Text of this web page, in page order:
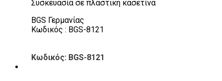
Συσκευασία σε πλαστική κασετίνα
BGS Γερμανίας
Κωδικός : BGS-8121
Κωδικός: BGS-8121